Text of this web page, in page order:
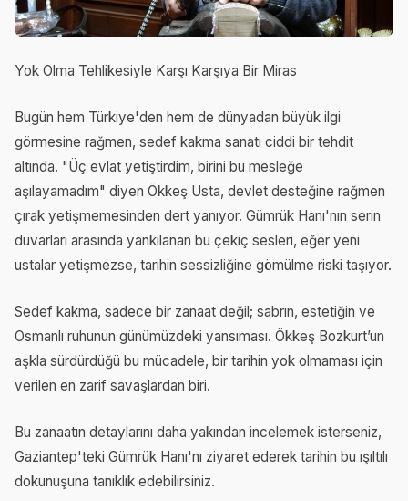
Yok Olma Tehlikesiyle Karşı Karşıya Bir Miras
Bugün hem Türkiye'den hem de dünyadan büyük ilgi
görmesine rağmen, sedef kakma sanatı ciddi bir tehdit
altında. "Üç evlat yetiştirdim, birini bu mesleğe
aşılayamadım" diyen Ökkeş Usta, devlet desteğine rağmen
çırak yetişmemesinden dert yanıyor. Gümrük Hanı'nın serin
duvarları arasında yankılanan bu çekiç sesleri, eğer yeni
ustalar yetişmezse, tarihin sessizliğine gömülme riski taşıyor.
Sedef kakma, sadece bir zanaat değil; sabrın, estetiğin ve
Osmanlı ruhunun günümüzdeki yansıması. Ökkeş Bozkurt’un
aşkla sürdürdüğü bu mücadele, bir tarihin yok olmaması için
verilen en zarif savaşlardan biri.
Bu zanaatın detaylarını daha yakından incelemek isterseniz,
Gaziantep'teki Gümrük Hanı'nı ziyaret ederek tarihin bu ışıltılı
dokunuşuna tanıklık edebilirsiniz.